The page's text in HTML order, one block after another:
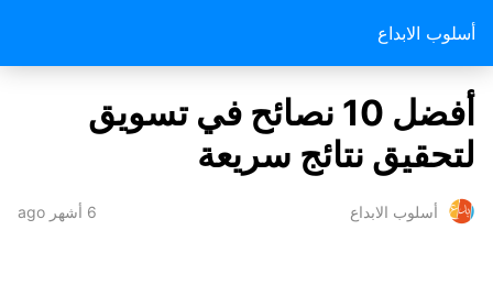
أسلوب الابداع
أفضل 10 نصائح في تسويق
لتحقيق نتائج سريعة
أسلوب الابداع 6 أشهر ago